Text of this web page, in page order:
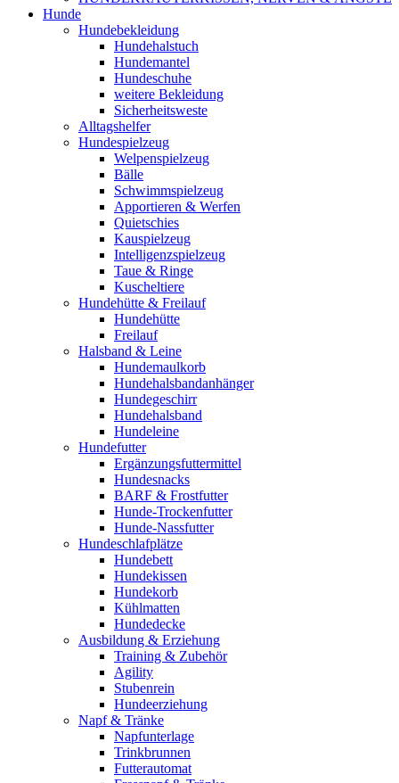
Hunde
Hundebekleidung
Hundehalstuch
Hundemantel
Hundeschuhe
weitere Bekleidung
Sicherheitsweste
Alltagshelfer
Hundespielzeug
Welpenspielzeug
Bälle
Schwimmspielzeug
Apportieren & Werfen
Quietschies
Kauspielzeug
Intelligenzspielzeug
Taue & Ringe
Kuscheltiere
Hundehütte & Freilauf
Hundehütte
Freilauf
Halsband & Leine
Hundemaulkorb
Hundehalsbandanhänger
Hundegeschirr
Hundehalsband
Hundeleine
Hundefutter
Ergänzungsfuttermittel
Hundesnacks
BARF & Frostfutter
Hunde-Trockenfutter
Hunde-Nassfutter
Hundeschlafplätze
Hundebett
Hundekissen
Hundekorb
Kühlmatten
Hundedecke
Ausbildung & Erziehung
Training & Zubehör
Agility
Stubenrein
Hundeerziehung
Napf & Tränke
Napfunterlage
Trinkbrunnen
Futterautomat